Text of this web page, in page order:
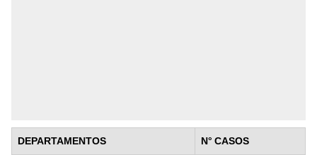
DEPARTAMENTOS N° CASOS